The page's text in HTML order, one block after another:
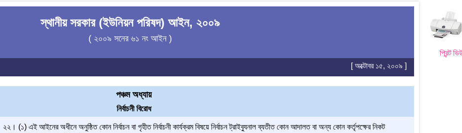
প্রিন্ট
স্থানীয় সরকার (ইউনিয়ন পরিষদ) আইন, ২০০৯
( ২০০৯ সনের ৬১ নং আইন )
[ অক্টোবর ১৫, ২০০৯ ]
পঞ্চম অধ্যায়
নির্বাচনী বিরোধ
২২। (১) এই আইনের অধীনে অনুষ্ঠিত কোন নির্বাচন বা গৃহীত নির্বাচনী কার্যক্রম বিষয়ে নির্বাচন ট্রাইব্যুনাল ব্যতীত কোন আদালত বা অন্য কোন কর্তৃপক্ষের নিকট